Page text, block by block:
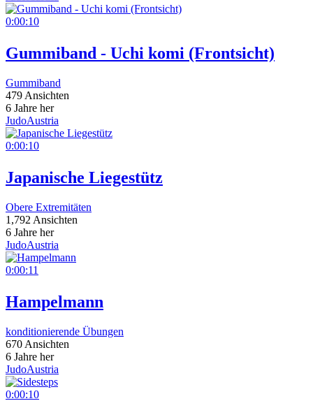
0:00:10
Gummiband - Uchi komi (Frontsicht)
Gummiband
479 Ansichten
6 Jahre her
JudoAustria
0:00:10
Japanische Liegestütz
Obere Extremitäten
1,792 Ansichten
6 Jahre her
JudoAustria
0:00:11
Hampelmann
konditionierende Übungen
670 Ansichten
6 Jahre her
JudoAustria
0:00:10